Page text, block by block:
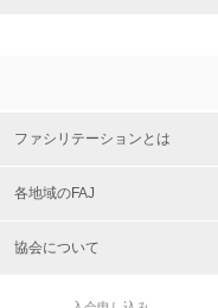
ファシリテーションとは
各地域のFAJ
協会について